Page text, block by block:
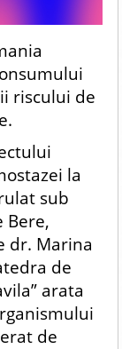
riscului de
la
sub
Bere,
dr. Marina
de
arata
de